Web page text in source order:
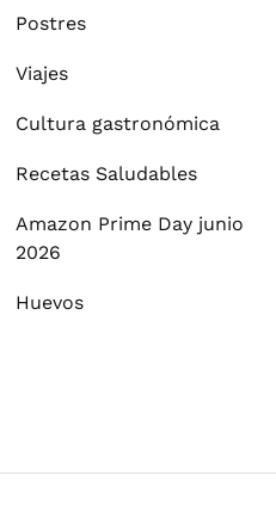
Postres
Viajes
Cultura gastronómica
Recetas Saludables
Amazon Prime Day junio
2026
Huevos